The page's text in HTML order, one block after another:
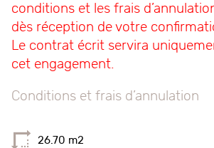
conditions et les frais
dès réception de votre
Le contrat écrit servira
cet engagement.
Conditions et frais d’annulation
26.70 m2